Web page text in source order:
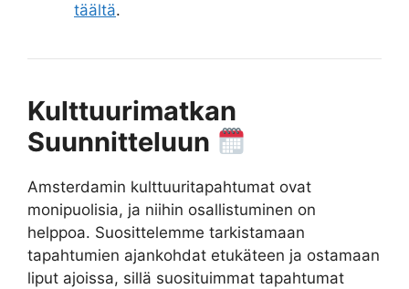
täältä.
Kulttuurimatkan
Suunnitteluun
Amsterdamin kulttuuritapahtumat ovat
monipuolisia, ja niihin osallistuminen on
helppoa. Suosittelemme tarkistamaan
tapahtumien ajankohdat etukäteen ja ostamaan
liput ajoissa, sillä suosituimmat tapahtumat